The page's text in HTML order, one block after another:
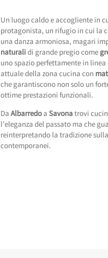
Un luogo caldo e accogliente in
protagonista, un rifugio in cui la
una danza armoniosa, magari
naturalidi grande pregio come
uno spazio perfettamente in
attuale della zona cucina con
che garantiscono non solo un
ottime prestazioni funzionali.
DaAlbarredoaSavonatrovi
l’eleganza del passato ma che
reinterpretando la tradizione
contemporanei.